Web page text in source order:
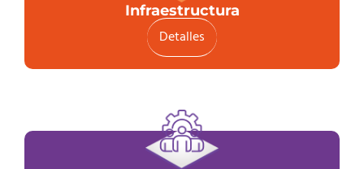
Infraestructura
Detalles